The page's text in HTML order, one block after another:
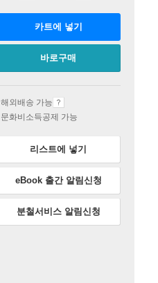
카트에 넣기
바로구매
해외배송 가능
문화비소득공제 가능
리스트에 넣기
eBook 출간 알림신청
분철서비스 알림신청